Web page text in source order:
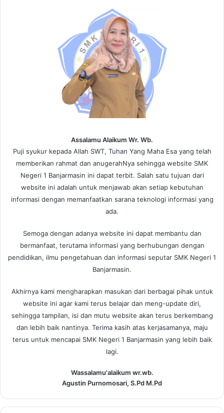
Assalamu Alaikum Wr. Wb.
Puji syukur kepada Allah SWT, Tuhan Yang Maha Esa yang telah
memberikan rahmat dan anugerahNya sehingga website SMK
Negeri 1 Banjarmasin ini dapat terbit. Salah satu tujuan dari
website ini adalah untuk menjawab akan setiap kebutuhan
informasi dengan memanfaatkan sarana teknologi informasi yang
ada.
Semoga dengan adanya website ini dapat membantu dan
bermanfaat, terutama informasi yang berhubungan dengan
pendidikan, ilmu pengetahuan dan informasi seputar SMK Negeri 1
Banjarmasin.
Akhirnya kami mengharapkan masukan dari berbagai pihak untuk
website ini agar kami terus belajar dan meng-update diri,
sehingga tampilan, isi dan mutu website akan terus berkembang
dan lebih baik nantinya. Terima kasih atas kerjasamanya, maju
terus untuk mencapai SMK Negeri 1 Banjarmasin yang lebih baik
lagi.
Wassalamu'alaikum wr.wb.
Agustin Purnomosari, S.Pd M.Pd